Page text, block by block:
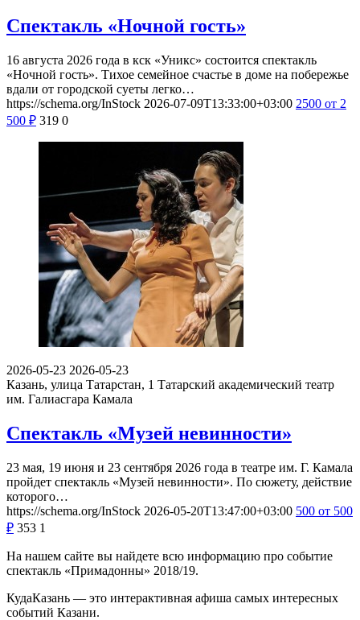
Спектакль «Ночной гость»
16 августа 2026 года в кск «Уникс» состоится спектакль
«Ночной гость». Тихое семейное счастье в доме на побережье
вдали от городской суеты легко…
https://schema.org/InStock 2026-07-09T13:33:00+03:00 2500 от 2
500 ₽ 319 0
2026-05-23 2026-05-23
Казань, улица Татарстан, 1 Татарский академический театр
им. Галиасгара Камала
Спектакль «Музей невинности»
23 мая, 19 июня и 23 сентября 2026 года в театре им. Г. Камала
пройдет спектакль «Музей невинности». По сюжету, действие
которого…
https://schema.org/InStock 2026-05-20T13:47:00+03:00 500 от 500
₽ 353 1
На нашем сайте вы найдете всю информацию про событие
спектакль «Примадонны» 2018/19.
КудаКазань — это интерактивная афиша самых интересных
событий Казани.